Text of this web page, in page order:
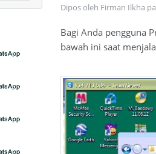
Dipos oleh Firman Ilkha
Bagi Anda pengguna
bawah ini saat